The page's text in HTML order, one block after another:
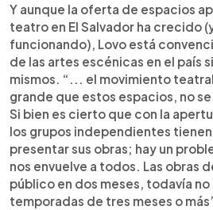
Y aunque la oferta de espacios
teatro en El Salvador ha crecido
funcionando), Lovo está
de las artes escénicas en el país
mismos. “... el movimiento
grande que estos espacios, no
Si bien es cierto que con la
los grupos independientes
presentar sus obras; hay un
nos envuelve a todos. Las obras
público en dos meses, todavía
temporadas de tres meses o